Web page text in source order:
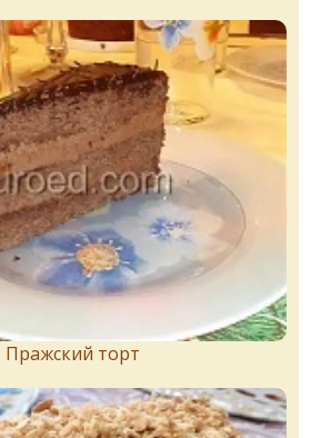
Пражский торт